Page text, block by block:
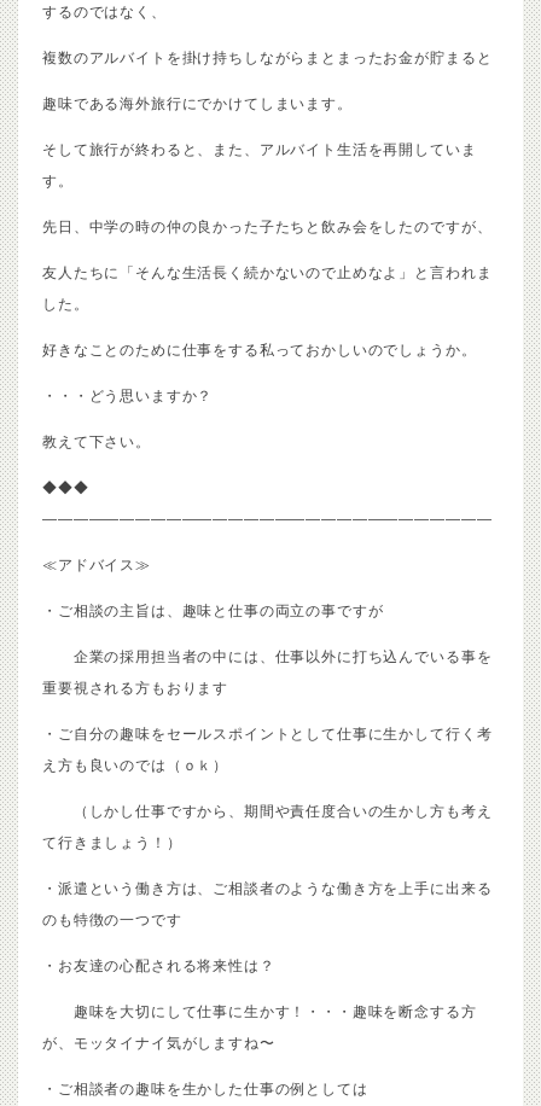
するのではなく、
複数のアルバイトを掛け持ちしながらまとまったお金が貯まると
趣味である海外旅行にでかけてしまいます。
そして旅行が終わると、また、アルバイト生活を再開していま
す。
先日、中学の時の仲の良かった子たちと飲み会をしたのですが、
友人たちに「そんな生活長く続かないので止めなよ」と言われま
した。
好きなことのために仕事をする私っておかしいのでしょうか。
・・・どう思いますか？
教えて下さい。
◆◆◆
—————————————————————————————
≪アドバイス≫
・ご相談の主旨は、趣味と仕事の両立の事ですが
企業の採用担当者の中には、仕事以外に打ち込んでいる事を
重要視される方もおります
・ご自分の趣味をセールスポイントとして仕事に生かして行く考
え方も良いのでは（ｏｋ）
（しかし仕事ですから、期間や責任度合いの生かし方も考え
て行きましょう！）
・派遣という働き方は、ご相談者のような働き方を上手に出来る
のも特徴の一つです
・お友達の心配される将来性は？
趣味を大切にして仕事に生かす！・・・趣味を断念する方
が、モッタイナイ気がしますね〜
・ご相談者の趣味を生かした仕事の例としては